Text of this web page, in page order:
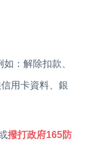
：解除扣款、
用卡資料、銀
撥打政府165防